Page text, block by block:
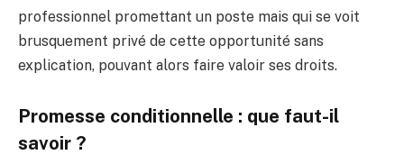
professionnel promettant un poste mais qui se voit
brusquement privé de cette opportunité sans
explication, pouvant alors faire valoir ses droits.
Promesse conditionnelle : que faut-il
savoir ?